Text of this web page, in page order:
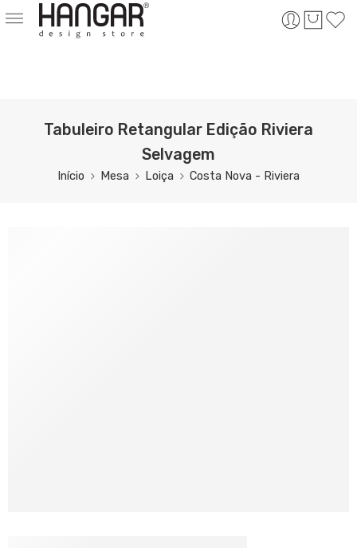
Tabuleiro Retangular Edição Riviera
Selvagem
Início Mesa Loiça Costa Nova - Riviera